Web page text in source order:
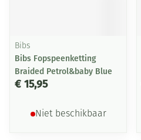
Bibs
Bibs Fopspeenketting
Braided Petrol&baby Blue
€ 15,95
Niet beschikbaar